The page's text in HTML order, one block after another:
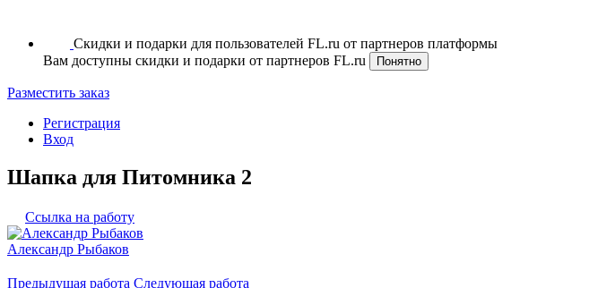
Скидки и подарки для пользователей FL.ru от партнеров платформы
Вам доступны скидки и подарки от партнеров FL.ru
Понятно
Разместить заказ
Регистрация
Вход
Шапка для Питомника 2
Ссылка на работу
Александр Рыбаков
Предыдущая работа Следующая работа